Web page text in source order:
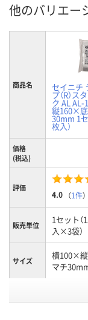
他のバリエー
商品名 セイニチ
プ（R）ス
ク AL
縦160×
30mm 1
枚入）
価格
(税込)
評価
4.0 （1件）
販売単位
1セット（
入×3袋）
サイズ
横100×
マチ